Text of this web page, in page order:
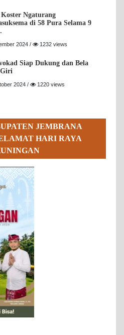
Ngaturang
di 58 Pura Selama 9
2024 / 1232 views
Siap Dukung dan Bela
Giri
2024 / 1220 views
JEMBRANA
HARI RAYA